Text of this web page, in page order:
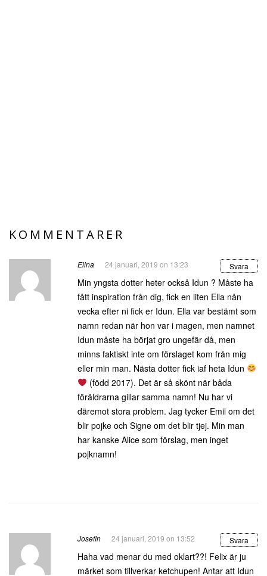
KOMMENTARER
Elina 24 januari, 2019 on 13:23 Svara
Min yngsta dotter heter också Idun ? Måste ha
fått inspiration från dig, fick en liten Ella nån
vecka efter ni fick er Idun. Ella var bestämt som
namn redan när hon var i magen, men namnet
Idun måste ha börjat gro ungefär då, men
minns faktiskt inte om förslaget kom från mig
eller min man. Nästa dotter fick iaf heta Idun
(född 2017). Det är så skönt när båda
föräldrarna gillar samma namn! Nu har vi
däremot stora problem. Jag tycker Emil om det
blir pojke och Signe om det blir tjej. Min man
har kanske Alice som förslag, men inget
pojknamn!
Josefin 24 januari, 2019 on 13:52 Svara
Haha vad menar du med oklart??! Felix är ju
märket som tillverkar ketchupen! Antar att Idun